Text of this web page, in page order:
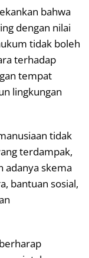
bahwa
dengan nilai
tidak boleh
terhadap
tempat
lingkungan
tidak
terdampak,
adanya skema
bantuan sosial,